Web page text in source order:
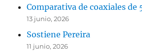
Comparativa de coaxiales de
13 junio, 2026
Sostiene Pereira
11 junio, 2026